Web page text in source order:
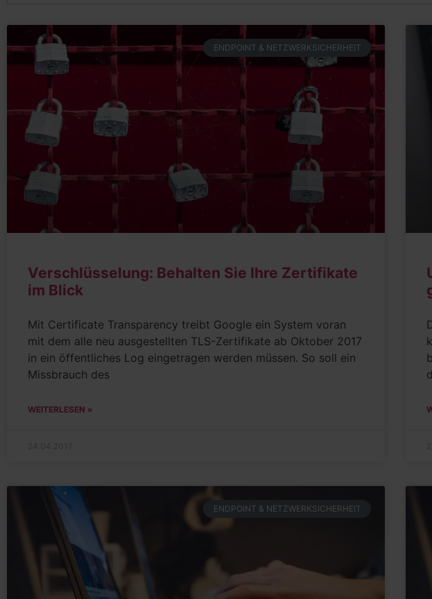
ENDPOINT & NETZWERKSICHERHEIT
Verschlüsselung: Behalten Sie Ihre Zertifikate
im Blick
Mit Certificate Transparency treibt Google ein System voran
mit dem alle neu ausgestellten TLS-Zertifikate ab Oktober 2017
in ein öffentliches Log eingetragen werden müssen. So soll ein
Missbrauch des
WEITERLESEN »
ENDPOINT & NETZWERKSICHERHEIT